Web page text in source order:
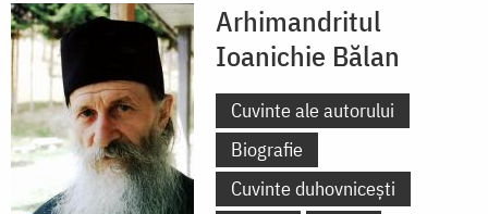
Arhimandritul
Ioanichie Bălan
Cuvinte ale autorului
Biografie
Cuvinte duhovnicești